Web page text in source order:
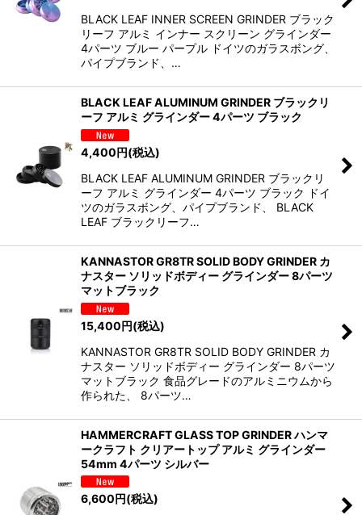
BLACK LEAF INNER SCREEN GRINDER ブラック
リーフ アルミ インナー スクリーン グラインダー
4パーツ ブルー パープル ドイツのガラスボング、
パイプブランド、…
BLACK LEAF ALUMINUM GRINDER ブラックリ
ーフ アルミ グラインダー 4パーツ ブラック
4,400円(税込)
BLACK LEAF ALUMINUM GRINDER ブラックリ
ーフ アルミ グラインダー 4パーツ ブラック ドイ
ツのガラスボング、パイプブランド、 BLACK
LEAF ブラックリーフ…
KANNASTOR GR8TR SOLID BODY GRINDER カ
ナスター ソリッドボディー グラインダー 8パーツ
マットブラック
15,400円(税込)
KANNASTOR GR8TR SOLID BODY GRINDER カ
ナスター ソリッドボディー グラインダー 8パーツ
マットブラック 食品グレードのアルミニウムから
作られた、 8パーツ…
HAMMERCRAFT GLASS TOP GRINDER ハンマ
ークラフト クリアートップ アルミ グラインダー
54mm 4パーツ シルバー
6,600円(税込)